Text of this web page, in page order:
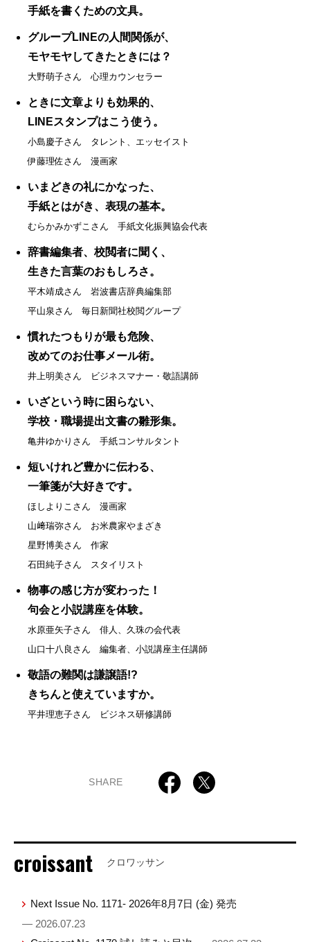
手紙を書くための文具。
グループLINEの人間関係が、
モヤモヤしてきたときには？
大野萌子さん 心理カウンセラー
ときに文章よりも効果的、
LINEスタンプはこう使う。
小島慶子さん タレント、エッセイスト
伊藤理佐さん 漫画家
いまどきの礼にかなった、
手紙とはがき、表現の基本。
むらかみかずこさん 手紙文化振興協会代表
辞書編集者、校閲者に聞く、
生きた言葉のおもしろさ。
平木靖成さん 岩波書店辞典編集部
平山泉さん 毎日新聞社校閲グループ
慣れたつもりが最も危険、
改めてのお仕事メール術。
井上明美さん ビジネスマナー・敬語講師
いざという時に困らない、
学校・職場提出文書の雛形集。
亀井ゆかりさん 手紙コンサルタント
短いけれど豊かに伝わる、
一筆箋が大好きです。
ほしよりこさん 漫画家
山﨑瑞弥さん お米農家やまざき
星野博美さん 作家
石田純子さん スタイリスト
物事の感じ方が変わった！
句会と小説講座を体験。
水原亜矢子さん 俳人、久珠の会代表
山口十八良さん 編集者、小説講座主任講師
敬語の難関は謙譲語!?
きちんと使えていますか。
平井理恵子さん ビジネス研修講師
SHARE
croissant クロワッサン
Next Issue No. 1171- 2026年8月7日 (金) 発売
— 2026.07.23